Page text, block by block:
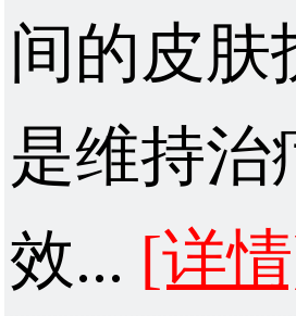
间的皮肤
是维持治
效... [详